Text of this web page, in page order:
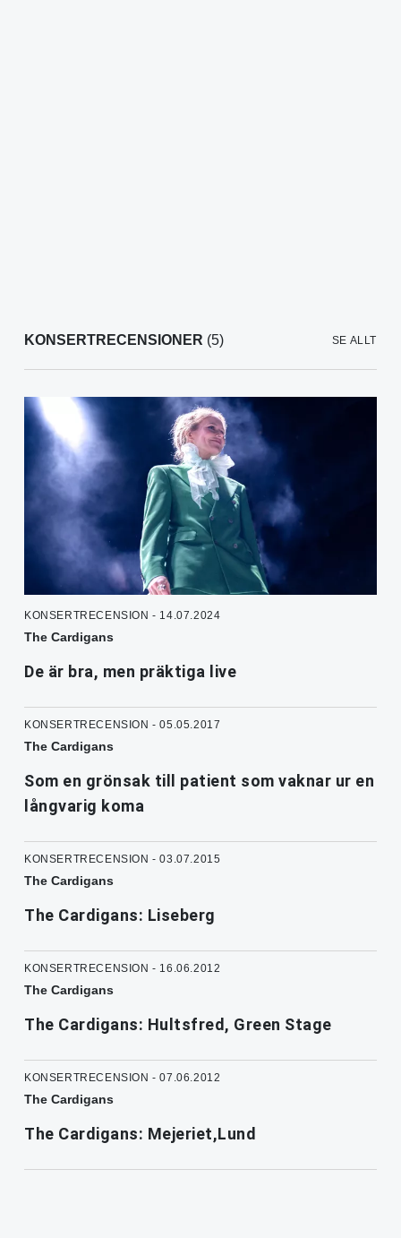
KONSERTRECENSIONER (5) SE ALLT
KONSERTRECENSION - 14.07.2024
The Cardigans
De är bra, men präktiga live
KONSERTRECENSION - 05.05.2017
The Cardigans
Som en grönsak till patient som vaknar ur en
långvarig koma
KONSERTRECENSION - 03.07.2015
The Cardigans
The Cardigans: Liseberg
KONSERTRECENSION - 16.06.2012
The Cardigans
The Cardigans: Hultsfred, Green Stage
KONSERTRECENSION - 07.06.2012
The Cardigans
The Cardigans: Mejeriet,Lund